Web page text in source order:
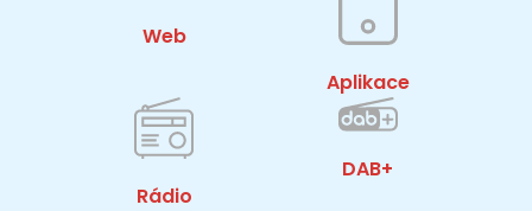
Web
Aplikace
Rádio
DAB+